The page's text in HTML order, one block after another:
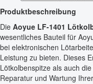
Produktbeschreibung
Die Aoyue LF-1401
wesentliches Bauteil für
bei elektronischen
Leistung zu bieten. Dieses
Lötkolbenspitze als auch
Reparatur und Wartung